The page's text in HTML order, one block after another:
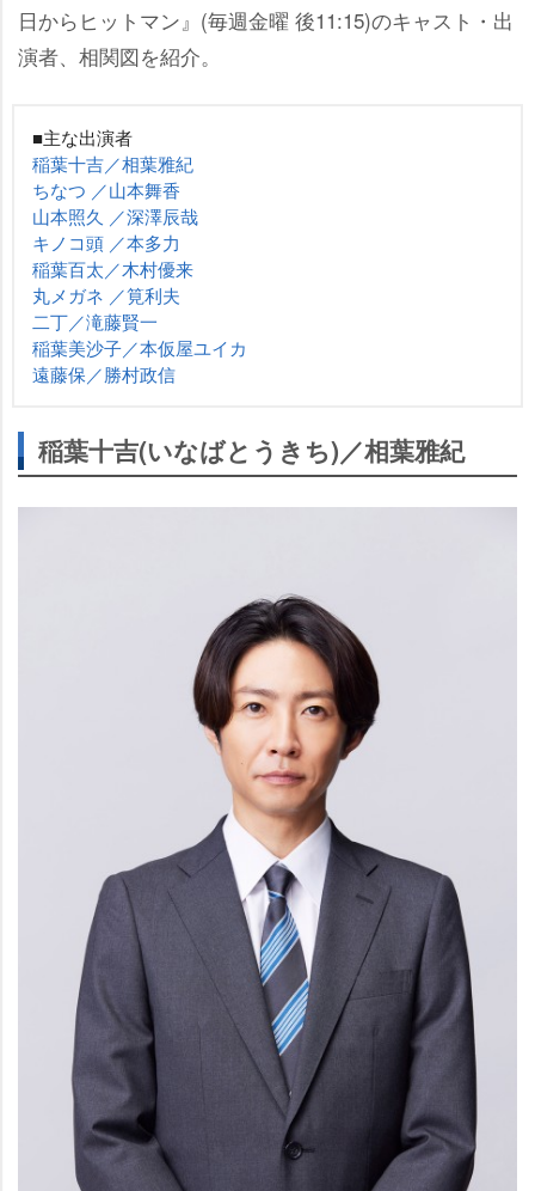
日からヒットマン』(毎週金曜 後11:15)のキャスト・出
演者、相関図を紹介。
■主な出演者
稲葉十吉／相葉雅紀
ちなつ ／山本舞香
山本照久 ／深澤辰哉
キノコ頭 ／本多力
稲葉百太／木村優来
丸メガネ ／筧利夫
二丁／滝藤賢一
稲葉美沙子／本仮屋ユイカ
遠藤保／勝村政信
稲葉十吉(いなばとうきち)／相葉雅紀